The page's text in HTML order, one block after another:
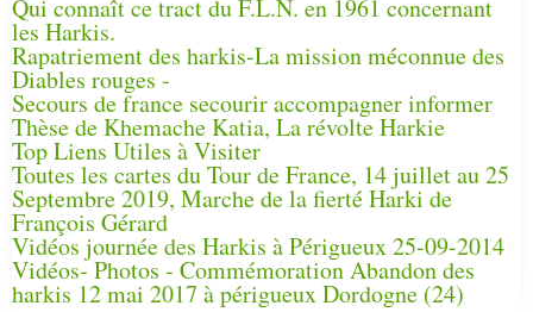
Qui connaît ce tract du F.L.N. en 1961 concernant
les Harkis.
Rapatriement des harkis-La mission méconnue des
Diables rouges -
Secours de france secourir accompagner informer
Thèse de Khemache Katia, La révolte Harkie
Top Liens Utiles à Visiter
Toutes les cartes du Tour de France, 14 juillet au 25
Septembre 2019, Marche de la fierté Harki de
François Gérard
Vidéos journée des Harkis à Périgueux 25-09-2014
Vidéos- Photos - Commémoration Abandon des
harkis 12 mai 2017 à périgueux Dordogne (24)